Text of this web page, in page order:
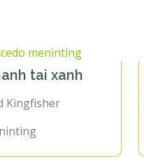
tai xanh
Kingfisher